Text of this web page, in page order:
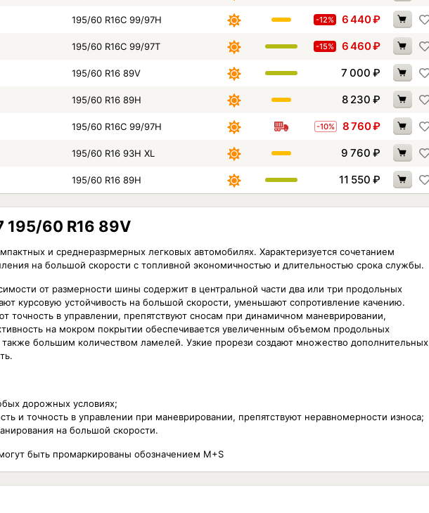
195/60 R16C 99/97H -12% 6 440₽
195/60 R16C 99/97T -15% 6 460₽
195/60 R16 89V 7 000 ₽
195/60 R16 89H 8 230 ₽
195/60 R16C 99/97H -10% 8 760₽
195/60 R16 93H XL 9 760 ₽
195/60 R16 89H 11 550 ₽
195/60 R16 89V
и среднеразрмерных легковых автомобилях. Характеризуется сочетанием
на большой скорости с топливной экономичностью и длительностью срока службы.
от размерности шины содержит в центральной части два или три продольных
курсовую устойчивость на большой скорости, уменьшают сопротивление качению.
в управлении, препятствуют сносам при динамичном маневрировании,
на мокром покрытии обеспечивается увеличенным объемом продольных
большим количеством ламелей. Узкие прорези создают множество дополнительных
дорожных условиях;
и точность в управлении при маневрировании, препятствуют неравномерности износа;
на большой скорости.
быть промаркированы обозначением M+S